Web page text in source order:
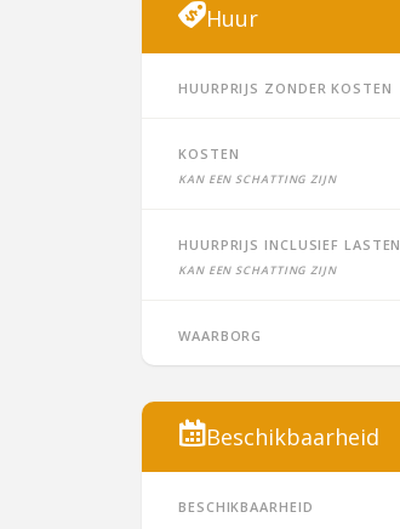
Huur
Huurprijs zonder kosten
Kosten
Kan een schatting zijn
Huurprijs inclusief lasten
Kan een schatting zijn
Waarborg
Beschikbaarheid
Beschikbaarheid